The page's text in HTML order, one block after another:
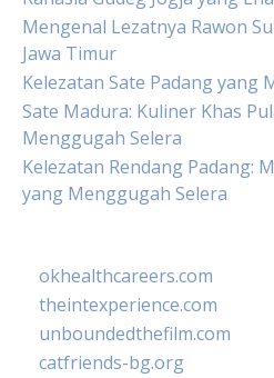
Mengenal Lezatnya Rawon
Jawa Timur
Kelezatan Sate Padang yang
Sate Madura: Kuliner Khas
Menggugah Selera
Kelezatan Rendang Padang:
yang Menggugah Selera
okhealthcareers.com
theintexperience.com
unboundedthefilm.com
catfriends-bg.org